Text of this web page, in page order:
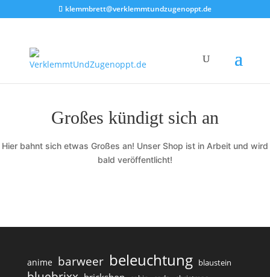
klemmbrett@verklemmtundzugenoppt.de
Großes kündigt sich an
Hier bahnt sich etwas Großes an! Unser Shop ist in Arbeit und wird
bald veröffentlicht!
anime barweer beleuchtung blaustein